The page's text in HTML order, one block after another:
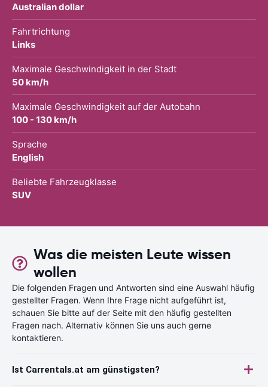
Australian dollar
Fahrtrichtung
Links
Maximale Geschwindigkeit in der Stadt
50 km/h
Maximale Geschwindigkeit auf der Autobahn
100 - 130 km/h
Sprache
English
Beliebte Fahrzeugklasse
SUV
Was die meisten Leute wissen
wollen
Die folgenden Fragen und Antworten sind eine Auswahl häufig
gestellter Fragen. Wenn Ihre Frage nicht aufgeführt ist,
schauen Sie bitte auf der Seite mit den häufig gestellten
Fragen nach. Alternativ können Sie uns auch gerne
kontaktieren.
Ist Carrentals.at am günstigsten?